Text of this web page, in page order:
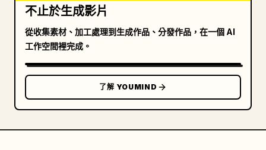
第 1 格：女性自行車手在深夜暴雨中的眼睛與臉部極致微
距特寫。聚焦於濕透的睫毛與濕潤的皮膚紋理。
不止於生成影片
從收集素材、加工處理到生成作品、分發作品，在一個 AI
工作空間裡完成。
了解 YOUMIND